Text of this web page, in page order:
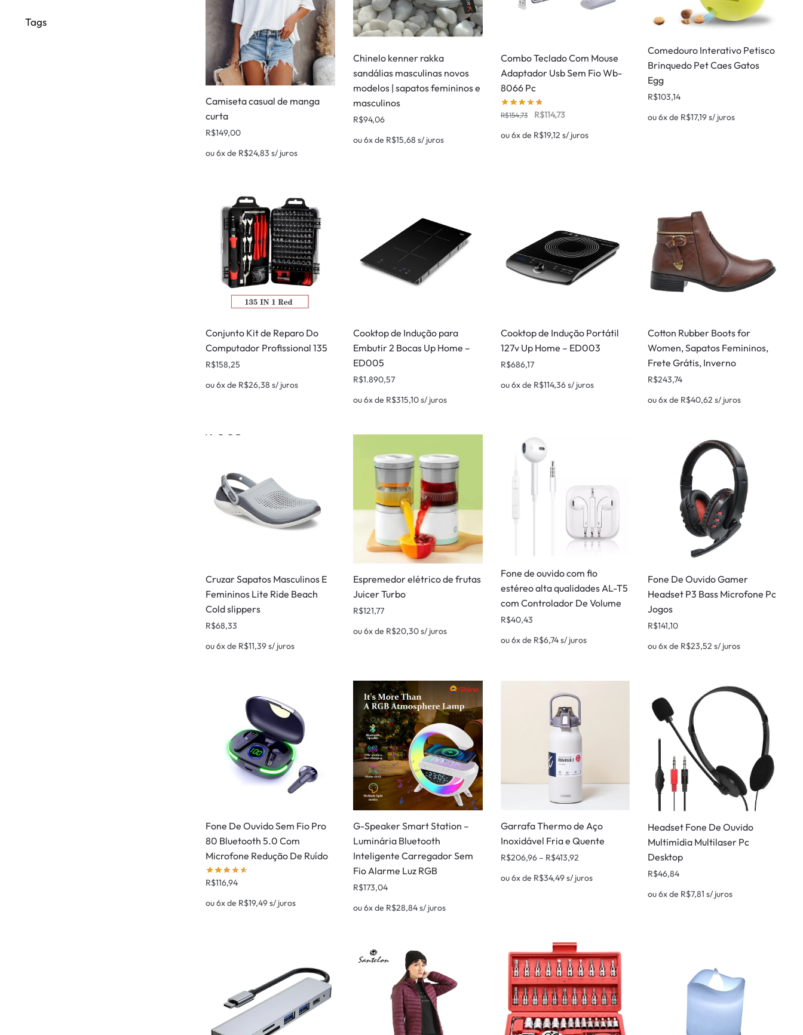
Camiseta casual de manga
curta
R$149,00
ou 6x de R$24,83 s/ juros
Chinelo kenner rakka
sandálias masculinas novos
modelos | sapatos femininos e
masculinos
R$94,06
ou 6x de R$15,68 s/ juros
Combo Teclado Com Mouse
Adaptador Usb Sem Fio Wb-
8066 Pc
R$154,73 R$114,73
ou 6x de R$19,12 s/ juros
Comedouro Interativo Petisco
Brinquedo Pet Caes Gatos
Egg
R$103,14
ou 6x de R$17,19s/ juros
Conjunto Kit de Reparo Do
Computador Profissional 135
R$158,25
ou 6x de R$26,38 s/ juros
Cooktop de Indução para
Embutir 2 Bocas Up Home –
ED005
R$1.890,57
ou 6x de R$315,10s/ juros
Cooktop de Indução Portátil
127v Up Home – ED003
R$686,17
ou 6x de R$114,36s/ juros
Cotton Rubber Boots for
Women, Sapatos Femininos,
Frete Grátis, Inverno
R$243,74
ou 6x de R$40,62 s/ juros
Cruzar Sapatos Masculinos E
Femininos Lite Ride Beach
Cold slippers
R$68,33
ou 6x de R$11,39s/ juros
Espremedor elétrico de frutas
Juicer Turbo
R$121,77
ou 6x de R$20,30s/ juros
Fone de ouvido com fio
estéreo alta qualidades AL-T5
com Controlador De Volume
R$40,43
ou 6x de R$6,74s/ juros
Fone De Ouvido Gamer
Headset P3 Bass Microfone Pc
Jogos
R$141,10
ou 6x de R$23,52 s/ juros
Fone De Ouvido Sem Fio Pro
80 Bluetooth 5.0 Com
Microfone Redução De Ruído
R$116,94
ou 6x de R$19,49s/ juros
G-Speaker Smart Station –
Luminária Bluetooth
Inteligente Carregador Sem
Fio Alarme Luz RGB
R$173,04
ou 6x de R$28,84s/ juros
Garrafa Thermo de Aço
Inoxidável Fria e Quente
R$206,96 – R$413,92
ou 6x de R$34,49s/ juros
Headset Fone De Ouvido
Multimídia Multilaser Pc
Desktop
R$46,84
ou 6x de R$7,81 s/ juros
Tags